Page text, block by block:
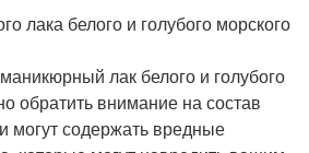
лака белого и голубого морского
лак белого и голубого
обратить внимание на состав
могут содержать вредные